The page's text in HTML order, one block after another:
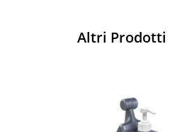
Altri Prodotti